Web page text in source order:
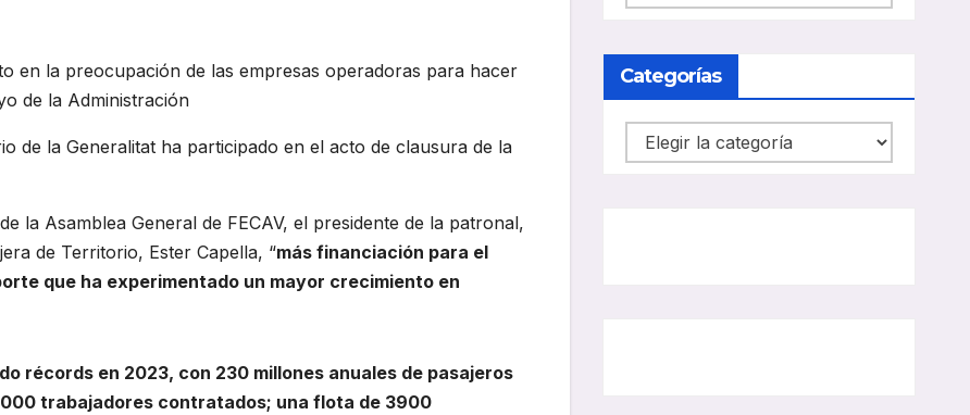
en la preocupación de las empresas operadoras para hacer
de la Administración
de la Generalitat ha participado en el acto de clausura de la
la Asamblea General de FECAV, el presidente de la patronal,
de Territorio, Ester Capella, “más financiación para el
que ha experimentado un mayor crecimiento en
récords en 2023, con 230 millones anuales de pasajeros
trabajadores contratados; una flota de 3900
CARRIL
Categorías
Categorías